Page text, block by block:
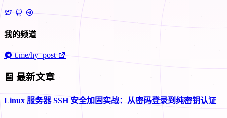
我的频道
t.me/hy_post
最新文章
Linux 服务器 SSH 安全加固实战：从密码登录到纯密钥认证